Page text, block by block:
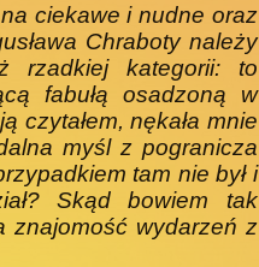
ciekawe i nudne oraz
Chraboty należy
rzadkiej kategorii: to
fabułą osadzoną w
czytałem, nękała mnie
myśl z pogranicza
tam nie był i
Skąd bowiem tak
znajomość wydarzeń z